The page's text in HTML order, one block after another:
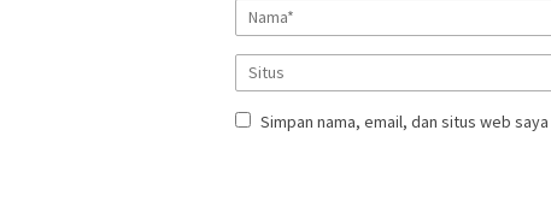
Simpan nama, email, dan situs web